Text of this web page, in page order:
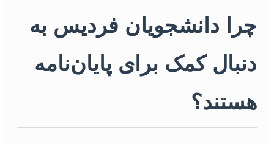
چرا دانشجویان فردیس به
دنبال کمک برای پایان‌نامه
هستند؟